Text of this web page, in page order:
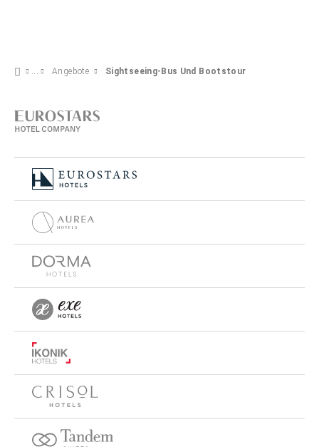
Angebote Sightseeing-Bus Und Bootstour